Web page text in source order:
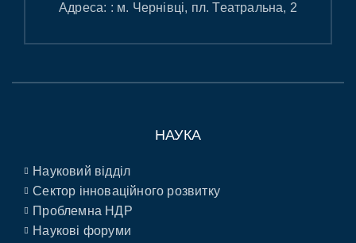
Адреса: : м. Чернівці, пл. Театральна, 2
НАУКА
Науковий відділ
Сектор інноваційного розвитку
Проблемна НДР
Наукові форуми